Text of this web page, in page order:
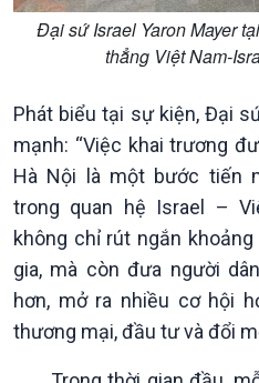
Chính trị
Chính phủ với người dân
Quốc hội với cử tri
Xây dựng đảng
Đảng trong cuộc sống
Nhận diện sự thật
Pháp luật và đời sống
Đại sứ Israel Yaron Mayer
thẳng Việt Nam-
Phát biểu tại sự kiện, Đại
mạnh: “Việc khai trương
Hà Nội là một bước tiến
trong quan hệ Israel –
không chỉ rút ngắn
gia, mà còn đưa người
hơn, mở ra nhiều cơ hội
thương mại, đầu tư và đổi